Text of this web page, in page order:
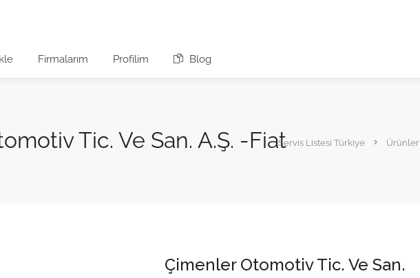
Firmalarım Profilim Blog
Tic. Ve San. A.Ş. -FiatServis Listesi Türkiye Ürünler
Çimenler Otomotiv Tic. Ve San.